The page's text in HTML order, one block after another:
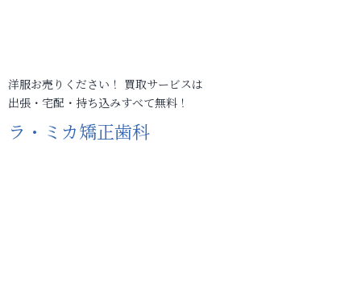
洋服お売りください！ 買取サービスは
出張・宅配・持ち込みすべて無料！
ラ・ミカ矯正歯科